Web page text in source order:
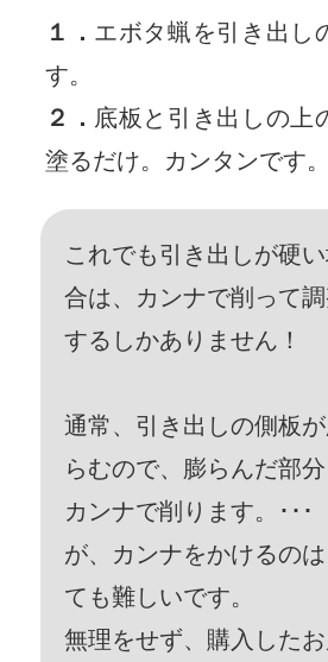
１． エボタ蝋を引き出し
す。
２． 底板と引き出しの上
塗るだけ。カンタンです。
これでも引き出しが硬
合は、カンナで削って
するしかありません！
通常、引き出しの側板
らむので、膨らんだ部
カンナで削ります。･･･
が、カンナをかけるのは
ても難しいです。
無理をせず、購入した